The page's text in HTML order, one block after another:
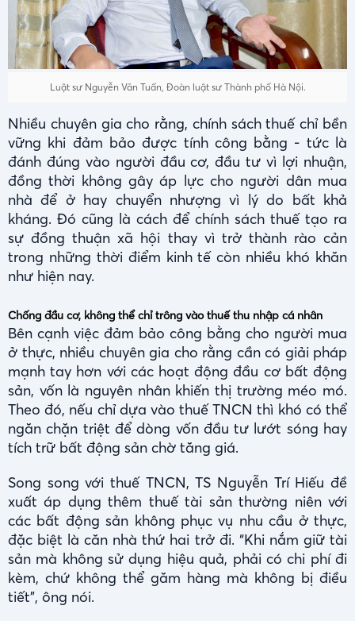
Luật sư Nguyễn Văn Tuấn, Đoàn luật sư Thành phố Hà Nội.
Nhiều chuyên gia cho rằng, chính sách thuế chỉ bền
vững khi đảm bảo được tính công bằng - tức là
đánh đúng vào người đầu cơ, đầu tư vì lợi nhuận,
đồng thời không gây áp lực cho người dân mua
nhà để ở hay chuyển nhượng vì lý do bất khả
kháng. Đó cũng là cách để chính sách thuế tạo ra
sự đồng thuận xã hội thay vì trở thành rào cản
trong những thời điểm kinh tế còn nhiều khó khăn
như hiện nay.
Chống đầu cơ, không thể chỉ trông vào thuế thu nhập cá nhân
Bên cạnh việc đảm bảo công bằng cho người mua
ở thực, nhiều chuyên gia cho rằng cần có giải pháp
mạnh tay hơn với các hoạt động đầu cơ bất động
sản, vốn là nguyên nhân khiến thị trường méo mó.
Theo đó, nếu chỉ dựa vào thuế TNCN thì khó có thể
ngăn chặn triệt để dòng vốn đầu tư lướt sóng hay
tích trữ bất động sản chờ tăng giá.
Song song với thuế TNCN, TS Nguyễn Trí Hiếu đề
xuất áp dụng thêm thuế tài sản thường niên với
các bất động sản không phục vụ nhu cầu ở thực,
đặc biệt là căn nhà thứ hai trở đi. “Khi nắm giữ tài
sản mà không sử dụng hiệu quả, phải có chi phí đi
kèm, chứ không thể găm hàng mà không bị điều
tiết”, ông nói.